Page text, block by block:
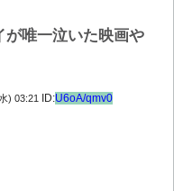
が唯一泣いた映画や
) 03:21 ID:U6oA/qmv0